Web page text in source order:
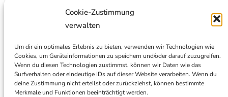
Cookie-Zustimmung
verwalten
Um dir ein optimales Erlebnis zu bieten, verwenden wir Technologien wie
Cookies, um Geräteinformationen zu speichern und/oder darauf zuzugreifen.
Wenn du diesen Technologien zustimmst, können wir Daten wie das
Surfverhalten oder eindeutige IDs auf dieser Website verarbeiten. Wenn du
deine Zustimmung nicht erteilst oder zurückziehst, können bestimmte
Merkmale und Funktionen beeinträchtigt werden.